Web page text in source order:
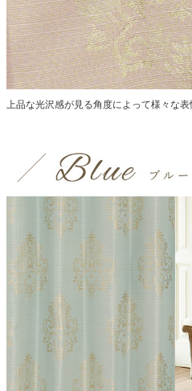
上品な光沢感が見る角度によって様々な表